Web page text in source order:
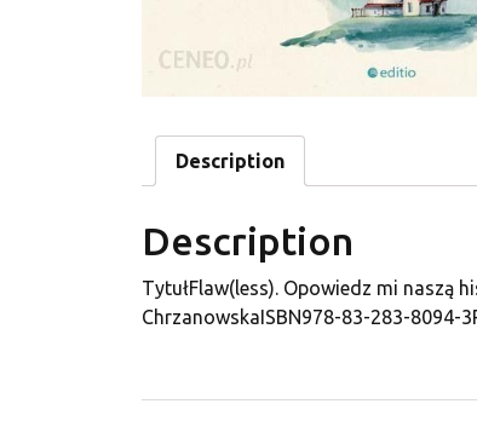
Description
Description
TytułFlaw(less). Opowiedz mi
ChrzanowskaISBN978-83-283-8094-